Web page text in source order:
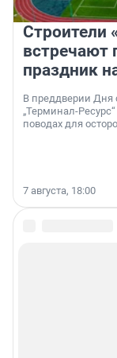
Строители
встречают
праздник
В преддверии Дня
„Терминал-
поводах для
7 августа, 18:00